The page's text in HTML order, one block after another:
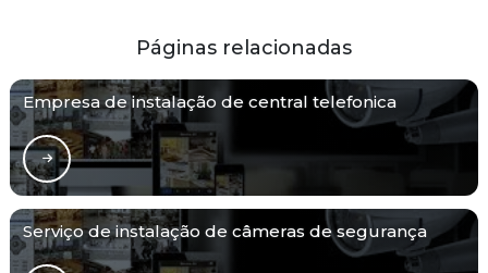
Páginas relacionadas
Empresa de instalação de central telefonica
Serviço de instalação de câmeras de segurança